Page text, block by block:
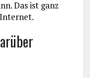
Das ist ganz